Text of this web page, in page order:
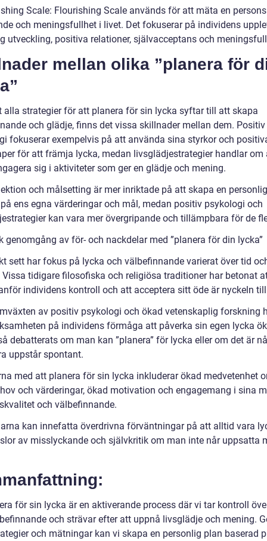
Scale: Flourishing Scale används för att mäta en persons
och meningsfullhet i livet. Det fokuserar på individens
utveckling, positiva relationer, självacceptans och
mellan olika ”planera för
alla strategier för att planera för sin lycka syftar till att skapa
och glädje, finns det vissa skillnader mellan dem. Positiv
fokuserar exempelvis på att använda sina styrkor och
för att främja lycka, medan livsglädjestrategier handlar om
sig i aktiviteter som ger en glädje och mening.
och målsetting är mer inriktade på att skapa en
ens egna värderingar och mål, medan positiv psykologi och
kan vara mer övergripande och tillämpbara för de
genomgång av för- och nackdelar med ”planera för din lycka”
sett har fokus på lycka och välbefinnande varierat över tid
Vissa tidigare filosofiska och religiösa traditioner har betonat
individens kontroll och att acceptera sitt öde är nyckeln
av positiv psykologi och ökad vetenskaplig forskning
på individens förmåga att påverka sin egen lycka
debatterats om man kan ”planera” för lycka eller om det är
uppstår spontant.
med att planera för sin lycka inkluderar ökad medvetenhet
och värderingar, ökad motivation och engagemang i sina
och välbefinnande.
kan innefatta överdrivna förväntningar på att alltid vara
av misslyckande och självkritik om man inte når uppsatta
för sin lycka är en aktiverande process där vi tar kontroll
och strävar efter att uppnå livsglädje och mening.
och mätningar kan vi skapa en personlig plan baserad